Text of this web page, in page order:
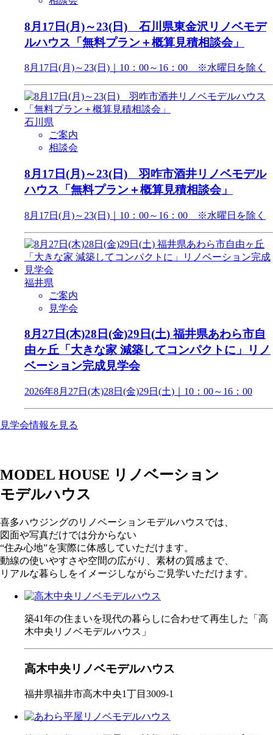
8月17日(月)～23(日) 石川県東金沢リノベモデ
ルハウス「無料プラン＋概算見積相談会」
8月17日(月)～23(日)｜10：00～16：00 ※水曜日を除く
石川県
ご案内
相談会
8月17日(月)～23(日) 羽咋市酒井リノベモデル
ハウス「無料プラン＋概算見積相談会」
8月17日(月)～23(日)｜10：00～16：00 ※水曜日を除く
福井県
ご案内
見学会
8月27日(木)28日(金)29日(土) 福井県あわら市自
由ヶ丘「大きな家 減築してコンパクトに」リノ
ベーション完成見学会
2026年8月27日(木)28日(金)29日(土)｜10：00～16：00
見学会情報を見る
MODEL HOUSE リノベーション
モデルハウス
喜多ハウジングのリノベーションモデルハウスでは、
図面や写真だけでは分からない
“住み心地”を実際に体感していただけます。
動線の使いやすさや空間の広がり、素材の質感まで、
リアルな暮らしをイメージしながらご見学いただけます。
築41年の住まいを現代の暮らしに合わせて再生した「高
木中央リノベモデルハウス」
高木中央リノベモデルハウス
福井県福井市高木中央1丁目3009-1